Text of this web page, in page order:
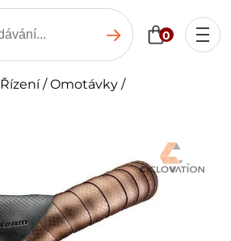
0
Řízení/Omotávky /